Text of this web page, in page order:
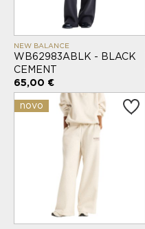
NEW BALANCE
WB62983ABLK - BLACK
CEMENT
65,00 €
novo